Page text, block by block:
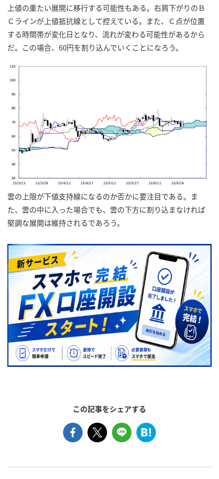
上値の重たい展開に移行する可能性もある。右肩下がりのＢ
Ｃラインが上値抵抗線として控えている。また、Ｃ点が位置
する時間帯が変化日となり、流れが変わる可能性があるから
だ。この場合、60円を割り込んでいくことになろう。
雲の上限が下値支持線になるのか否かに要注目である。ま
た、雲の中に入った場合でも、雲の下方に割り込まなければ
堅調な展開は維持されるであろう。
この記事をシェアする